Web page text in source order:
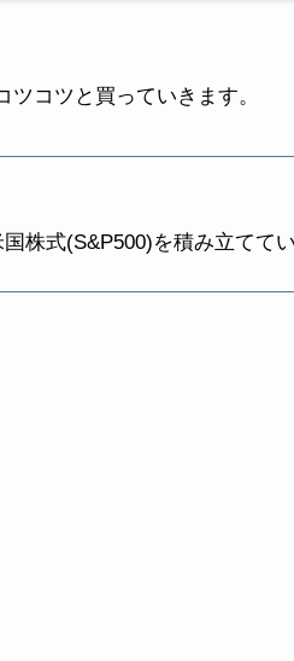
コツと買っていきます。
株式(S&P500)を積み立ててい